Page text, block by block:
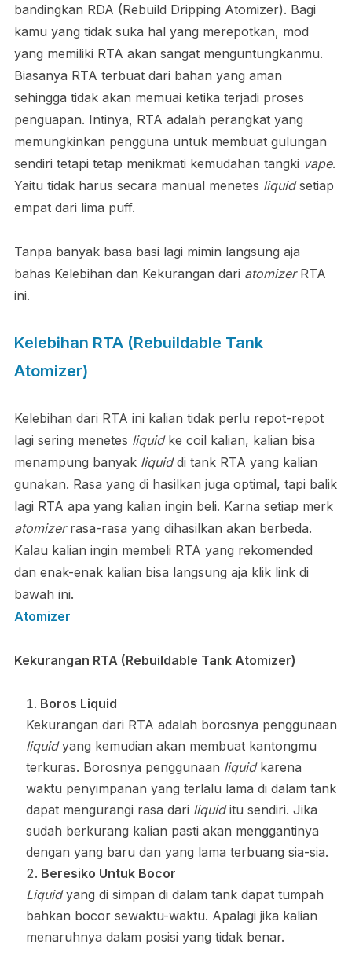
bandingkan RDA (Rebuild Dripping Atomizer). Bagi
kamu yang tidak suka hal yang merepotkan, mod
yang memiliki RTA akan sangat menguntungkanmu.
Biasanya RTA terbuat dari bahan yang aman
sehingga tidak akan memuai ketika terjadi proses
penguapan. Intinya, RTA adalah perangkat yang
memungkinkan pengguna untuk membuat gulungan
sendiri tetapi tetap menikmati kemudahan tangki vape.
Yaitu tidak harus secara manual menetes liquidsetiap
empat dari lima puff.
Tanpa banyak basa basi lagi mimin langsung aja
bahas Kelebihan dan Kekurangan dari atomizer RTA
ini.
Kelebihan RTA (Rebuildable Tank
Atomizer)
Kelebihan dari RTA ini kalian tidak perlu repot-repot
lagi sering menetes liquid ke coil kalian, kalian bisa
menampung banyak liquiddi tank RTA yang kalian
gunakan. Rasa yang di hasilkan juga optimal, tapi balik
lagi RTA apa yang kalian ingin beli. Karna setiap merk
atomizerrasa-rasa yang dihasilkan akan berbeda.
Kalau kalian ingin membeli RTA yang rekomended
dan enak-enak kalian bisa langsung aja klik link di
bawah ini.
Atomizer
Kekurangan RTA (Rebuildable Tank Atomizer)
Boros Liquid
Kekurangan dari RTA adalah borosnya penggunaan
liquidyang kemudian akan membuat kantongmu
terkuras. Borosnya penggunaan liquidkarena
waktu penyimpanan yang terlalu lama di dalam tank
dapat mengurangi rasa dari liquiditu sendiri. Jika
sudah berkurang kalian pasti akan menggantinya
dengan yang baru dan yang lama terbuang sia-sia.
Beresiko Untuk Bocor
Liquidyang di simpan di dalam tank dapat tumpah
bahkan bocor sewaktu-waktu. Apalagi jika kalian
menaruhnya dalam posisi yang tidak benar.